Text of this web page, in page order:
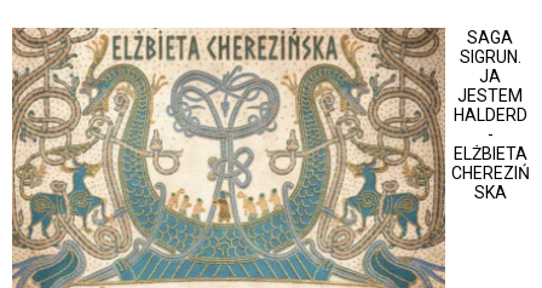
SAGA
SIGRUN.
JA
JESTEM
HALDERD
-
ELŻBIETA
CHEREZIŃ
SKA